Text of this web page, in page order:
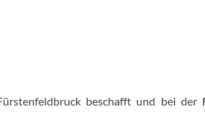
beschafft und bei